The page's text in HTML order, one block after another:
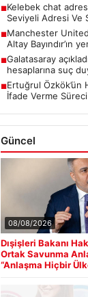
■Kelebek chat
Seviyeli Adresi Ve
■Manchester
Altay Bayındır’ın
■Galatasaray
hesaplarına suç
■Ertuğrul Özkök’ün
İfade Verme Süreci
Güncel
08/08/2026
Dışişleri Bakanı
Ortak Savunma
“Anlaşma Hiçbir